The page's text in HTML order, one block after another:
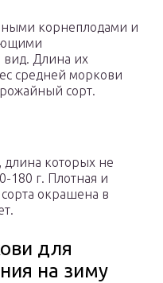
корнеплодами и
Длина их
средней моркови
сорт.
которых не
180 г. Плотная и
окрашена в
для
на зиму